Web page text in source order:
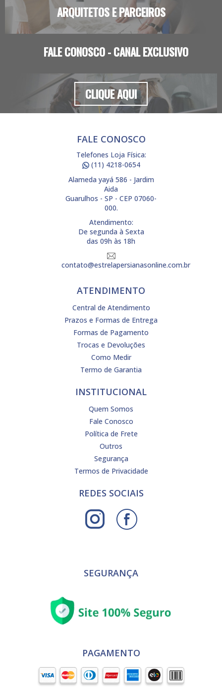
ARQUITETOS E PARCEIROS
FALE CONOSCO - CANAL EXCLUSIVO
CLIQUE AQUI
FALE CONOSCO
Telefones Loja Física:
(11) 4218-0654
Alameda yayá 586 - Jardim
Aida
Guarulhos - SP - CEP 07060-
000.
Atendimento:
De segunda à Sexta
das 09h às 18h
contato@estrelapersianasonline.com.br
ATENDIMENTO
Central de Atendimento
Prazos e Formas de Entrega
Formas de Pagamento
Trocas e Devoluções
Como Medir
Termo de Garantia
INSTITUCIONAL
Quem Somos
Fale Conosco
Política de Frete
Outros
Segurança
Termos de Privacidade
REDES SOCIAIS
SEGURANÇA
PAGAMENTO